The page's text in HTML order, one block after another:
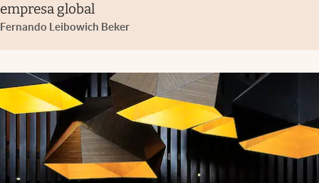
empresa global
Fernando Leibowich Beker